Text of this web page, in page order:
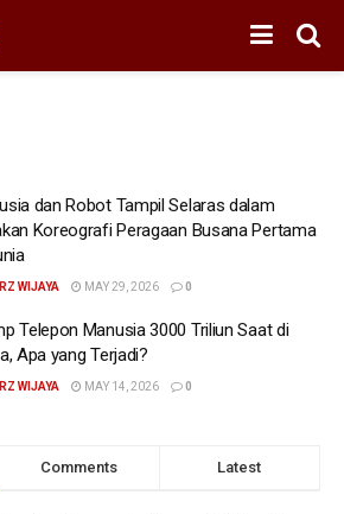
dan Robot Tampil Selaras dalam
Koreografi Peragaan Busana Pertama
WIJAYA MAY 29, 2026 0
Telepon Manusia 3000 Triliun Saat di
Apa yang Terjadi?
WIJAYA MAY 14, 2026 0
Comments Latest